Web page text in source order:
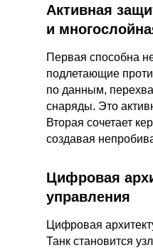
Активная
и
Первая способна
подлетающие
по данным,
снаряды. Это
Вторая сочетает
создавая
Цифровая
управления
Цифровая
Танк становится